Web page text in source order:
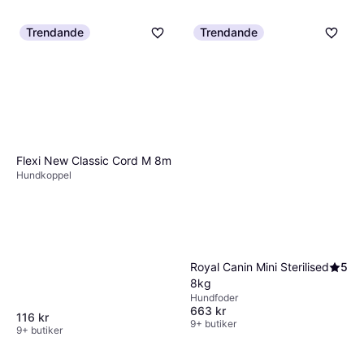
Trendande
Flexi New Classic Cord M 8m
Hundkoppel
116 kr
9+ butiker
Trendande
Royal Canin Mini Sterilised
8kg
5
Hundfoder
663 kr
9+ butiker